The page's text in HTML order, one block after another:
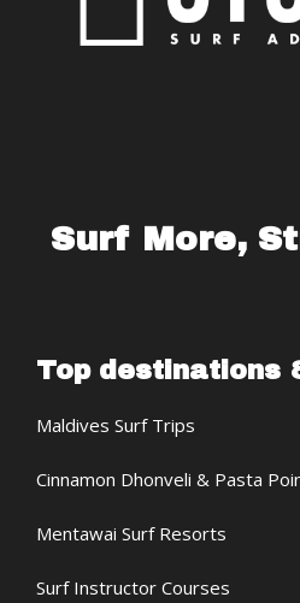
Surf More,
Top destinations
Maldives Surf Trips
Cinnamon Dhonveli & Pasta
Mentawai Surf Resorts
Surf Instructor Courses